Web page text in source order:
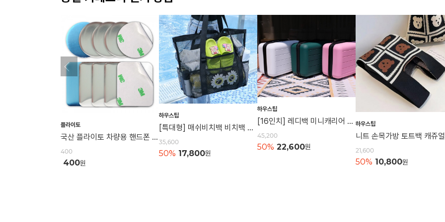
플라이토
국산 플라이토 차량용 핸드폰 자석 거치대 철판 원형 사각 40mm
400
400원
하우스팁
[특대형] 매쉬비치백 비치백 매쉬가방 여행용 숄더백 물놀이가방 수영가방 물빠지는가방
35,600
50% 17,800원
하우스팁
[16인치] 레디백 미니캐리어 여행가방 캐리어 레디백 기내용가방
45,200
50% 22,600원
하우스팁
21,600
50% 10,800원